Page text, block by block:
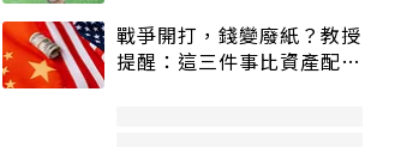
戰爭開打，錢變廢紙？教授
提醒：這三件事比資產配置